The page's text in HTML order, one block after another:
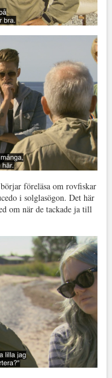
föreläsa om rovfiskar
i solglasögon. Det här
om när de tackade ja till